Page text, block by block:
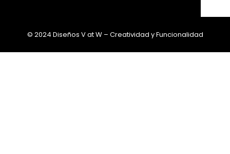
© 2024 Diseños V at W – Creatividad y Funcionalidad